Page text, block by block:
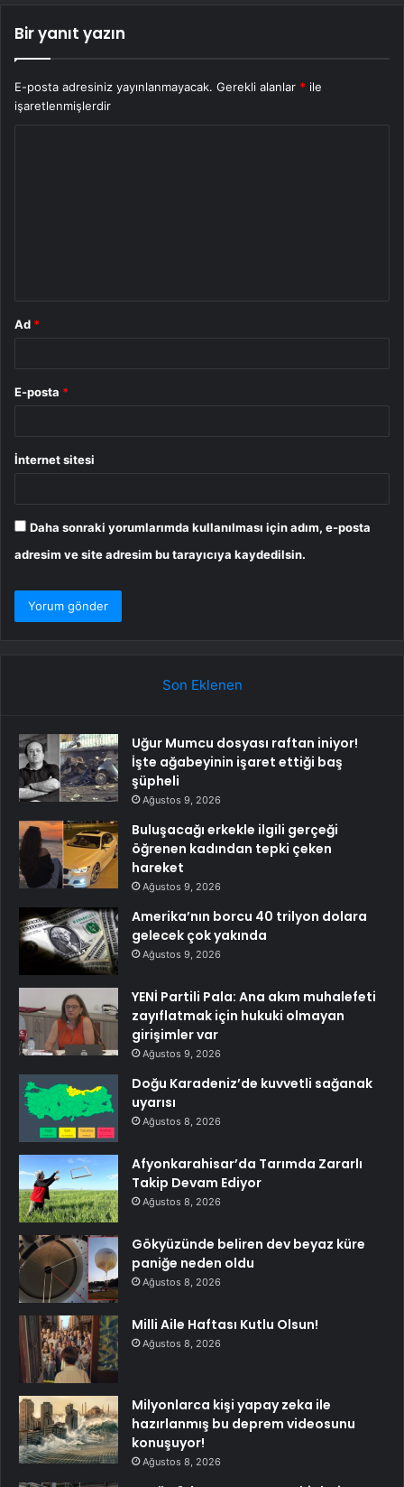
Bir yanıt yazın
E-posta adresiniz yayınlanmayacak. Gerekli alanlar * ile
işaretlenmişlerdir
Ad *
E-posta *
İnternet sitesi
Daha sonraki yorumlarımda kullanılması için adım, e-posta
adresim ve site adresim bu tarayıcıya kaydedilsin.
Son Eklenen
Uğur Mumcu dosyası raftan iniyor!
İşte ağabeyinin işaret ettiği baş
şüpheli
Ağustos 9, 2026
Buluşacağı erkekle ilgili gerçeği
öğrenen kadından tepki çeken
hareket
Ağustos 9, 2026
Amerika’nın borcu 40 trilyon dolara
gelecek çok yakında
Ağustos 9, 2026
YENİ Partili Pala: Ana akım muhalefeti
zayıflatmak için hukuki olmayan
girişimler var
Ağustos 9, 2026
Doğu Karadeniz’de kuvvetli sağanak
uyarısı
Ağustos 8, 2026
Afyonkarahisar’da Tarımda Zararlı
Takip Devam Ediyor
Ağustos 8, 2026
Gökyüzünde beliren dev beyaz küre
paniğe neden oldu
Ağustos 8, 2026
Milli Aile Haftası Kutlu Olsun!
Ağustos 8, 2026
Milyonlarca kişi yapay zeka ile
hazırlanmış bu deprem videosunu
konuşuyor!
Ağustos 8, 2026